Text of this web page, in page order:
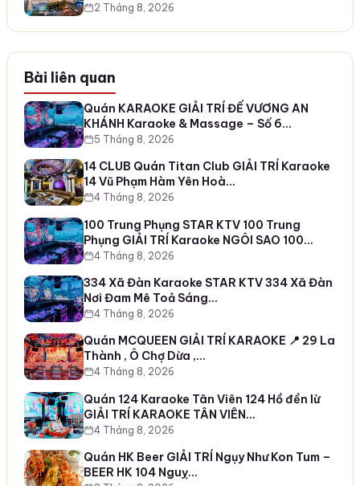
2 Tháng 8, 2026
Bài liên quan
Quán KARAOKE GIẢI TRÍ ĐẾ VƯƠNG AN
KHÁNH Karaoke & Massage – Số 6…
5 Tháng 8, 2026
14 CLUB Quán Titan Club GIẢI TRÍ Karaoke
14 Vũ Phạm Hàm Yên Hoà…
4 Tháng 8, 2026
100 Trung Phụng STAR KTV 100 Trung
Phụng GIẢI TRÍ Karaoke NGÔI SAO 100…
4 Tháng 8, 2026
334 Xã Đàn Karaoke STAR KTV 334 Xã Đàn
Nơi Đam Mê Toả Sáng…
4 Tháng 8, 2026
Quán MCQUEEN GIẢI TRÍ KARAOKE 📍 29 La
Thành , Ô Chợ Dừa ,…
4 Tháng 8, 2026
Quán 124 Karaoke Tân Viên 124 Hồ đền lừ
GIẢI TRÍ KARAOKE TÂN VIÊN…
4 Tháng 8, 2026
Quán HK Beer GIẢI TRÍ Ngụy Như Kon Tum –
BEER HK 104 Nguỵ…